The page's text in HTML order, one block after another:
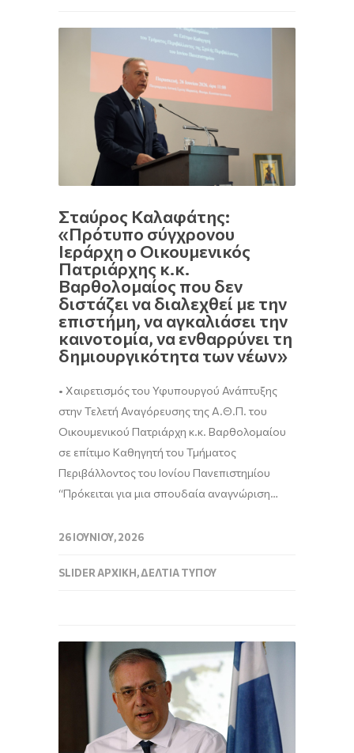
Σταύρος Καλαφάτης:
«Πρότυπο σύγχρονου
Ιεράρχη ο Οικουμενικός
Πατριάρχης κ.κ.
Βαρθολομαίος που δεν
διστάζει να διαλεχθεί με την
επιστήμη, να αγκαλιάσει την
καινοτομία, να ενθαρρύνει τη
δημιουργικότητα των νέων»
• Χαιρετισμός του Υφυπουργού Ανάπτυξης
στην Τελετή Αναγόρευσης της Α.Θ.Π. του
Οικουμενικού Πατριάρχη κ.κ. Βαρθολομαίου
σε επίτιμο Καθηγητή του Τμήματος
Περιβάλλοντος του Ιονίου Πανεπιστημίου
“Πρόκειται για μια σπουδαία αναγνώριση…
26 ΙΟΥΝΊΟΥ, 2026
SLIDER ΑΡΧΙΚΉ,ΔΕΛΤΊΑ ΤΎΠΟΥ